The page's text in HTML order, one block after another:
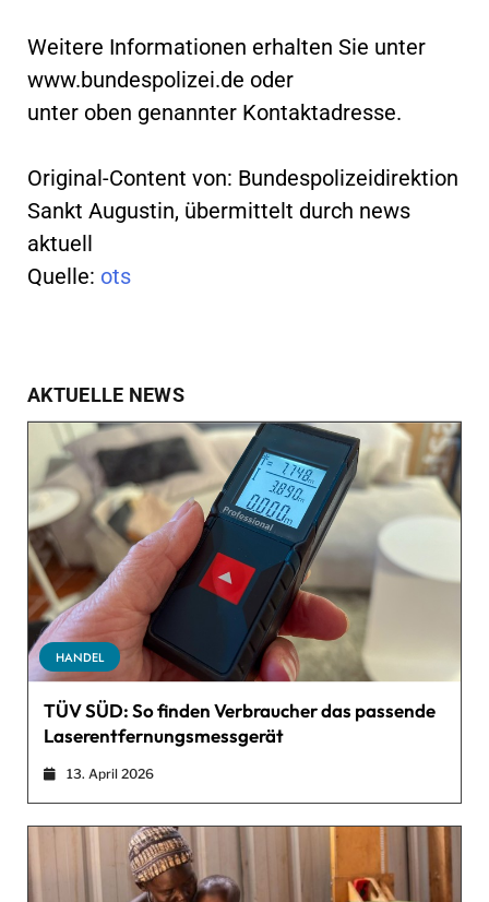
Weitere Informationen erhalten Sie unter
www.bundespolizei.de oder
unter oben genannter Kontaktadresse.
Original-Content von: Bundespolizeidirektion
Sankt Augustin, übermittelt durch news
aktuell
Quelle: ots
AKTUELLE NEWS
HANDEL
TÜV SÜD: So finden Verbraucher das passende
Laserentfernungsmessgerät
13. April 2026